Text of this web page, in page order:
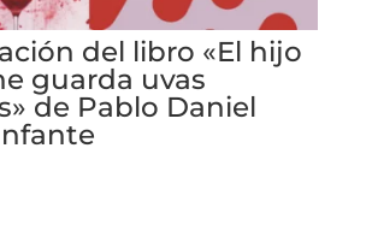
del libro «El hijo
guarda uvas
de Pablo Daniel